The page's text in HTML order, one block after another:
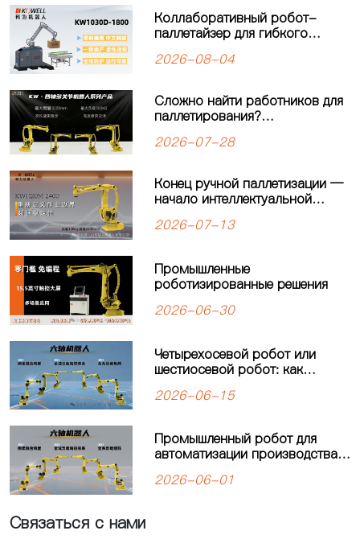
Коллаборативный робот-
паллетайзер для гибкого
современных
2026-08-04
Сложно найти работников для
паллетирования?
паллетайзер KEWEI
работу производственной
линии
2026-07-28
Конец ручной паллетизации —
начало интеллектуальной
робот-паллетайзер
новую главу в автоматизации
паллетизации
2026-07-13
Промышленные
роботизированные решения
2026-06-30
Четырехосевой робот или
шестиосевой робот: как
для автоматизации
2026-06-15
Промышленный робот для
автоматизации производства:
предприятий
2026-06-01
Связаться с нами